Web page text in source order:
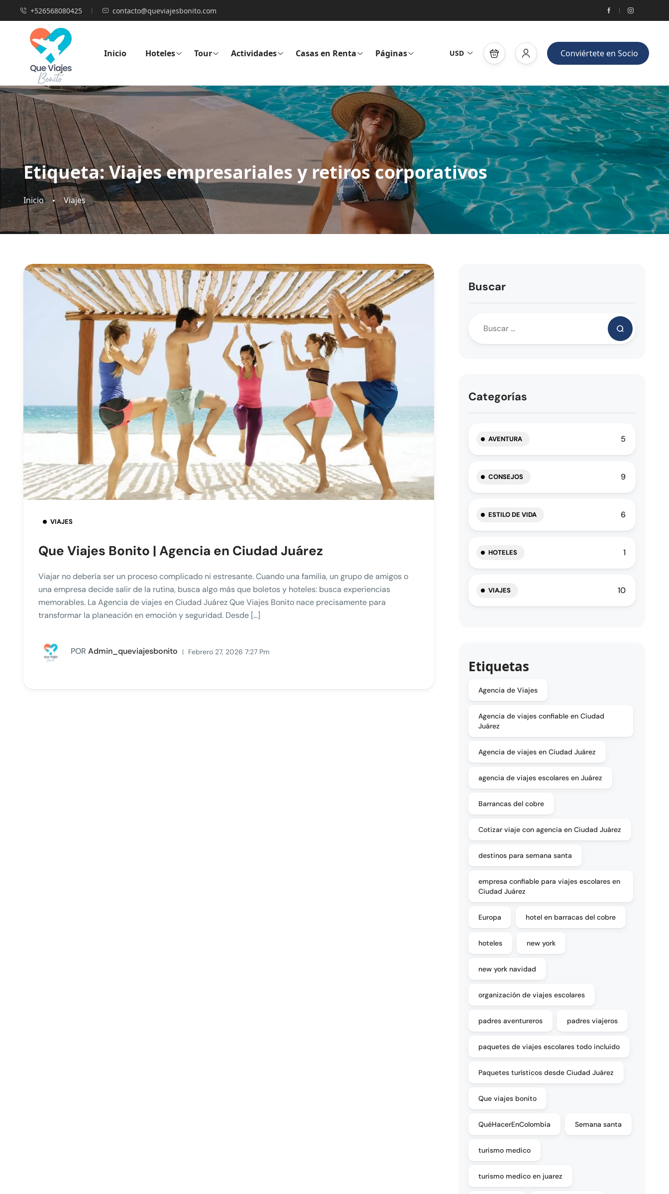
+526568080425 contacto@queviajesbonito.com
Inicio Hoteles Tour Actividades Casas en Renta Páginas USD Conviértete en Socio
Etiqueta:Viajes empresariales y retiros corporativos
Inicio Viajes
VIAJES
Que Viajes Bonito | Agencia en Ciudad Juárez
Viajar no debería ser un proceso complicado ni estresante. Cuando una familia, un grupo de amigos o
una empresa decide salir de la rutina, busca algo más que boletos y hoteles: busca experiencias
memorables. La Agencia de viajes en Ciudad Juárez Que Viajes Bonito nace precisamente para
transformar la planeación en emoción y seguridad. Desde […]
POR Admin_queviajesbonito Febrero 27, 2026 7:27 Pm
Buscar
Categorías
AVENTURA 5
CONSEJOS 9
ESTILO DE VIDA 6
HOTELES 1
VIAJES 10
Etiquetas
Agencia de Viajes
Agencia de viajes confiable en Ciudad
Juárez
Agencia de viajes en Ciudad Juárez
agencia de viajes escolares en Juárez
Barrancas del cobre
Cotizar viaje con agencia en Ciudad Juárez
destinos para semana santa
empresa confiable para viajes escolares en
Ciudad Juárez
Europa hotel en barracas del cobre
hoteles new york
new york navidad
organización de viajes escolares
padres aventureros padres viajeros
paquetes de viajes escolares todo incluido
Paquetes turísticos desde Ciudad Juárez
Que viajes bonito
QuéHacerEnColombia Semana santa
turismo medico
turismo medico en juarez